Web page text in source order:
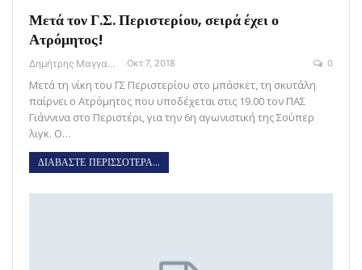
Μετά τον Γ.Σ. Περιστερίου, σειρά έχει ο
Ατρόμητος!
Δημήτρης Μαγγανάρης Οκτ 7, 2018 0
Μετά τη νίκη του ΓΣ Περιστερίου στο μπάσκετ, τη σκυτάλη
παίρνει ο Ατρόμητος που υποδέχεται στις 19.00 τον ΠΑΣ
Γιάννινα στο Περιστέρι, για την 6η αγωνιστική της Σούπερ
λιγκ. Ο…
ΔΙΑΒΑΣΤΕ ΠΕΡΙΣΣΟΤΕΡΑ...